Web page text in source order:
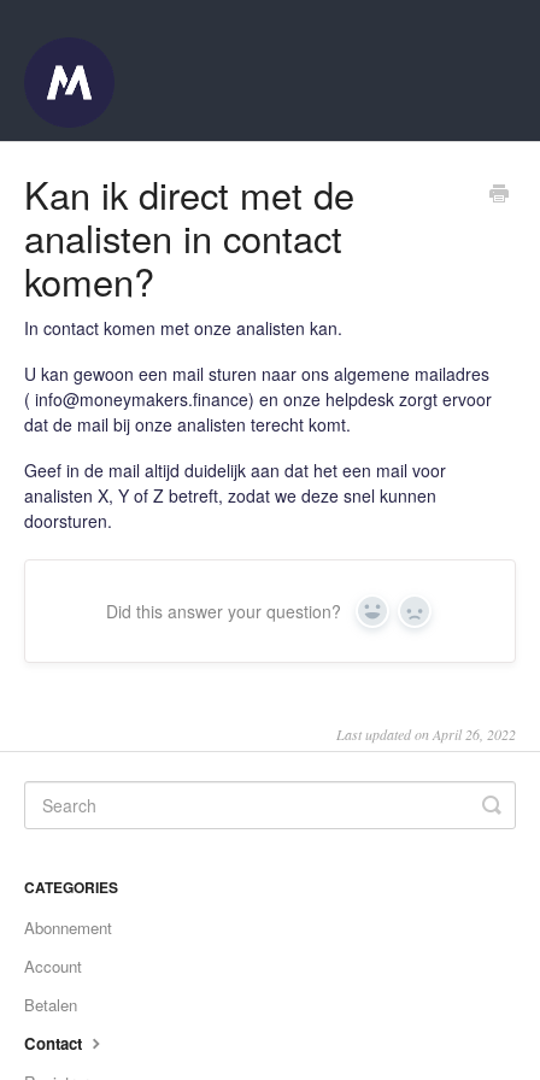
Kan ik direct met de
analisten in contact
komen?
In contact komen met onze analisten kan.
U kan gewoon een mail sturen naar ons algemene mailadres
( info@moneymakers.finance) en onze helpdesk zorgt ervoor
dat de mail bij onze analisten terecht komt.
Geef in de mail altijd duidelijk aan dat het een mail voor
analisten X, Y of Z betreft, zodat we deze snel kunnen
doorsturen.
Did this answer your question? Yes No
Last updated on April 26, 2022
CATEGORIES
Abonnement
Account
Betalen
Contact